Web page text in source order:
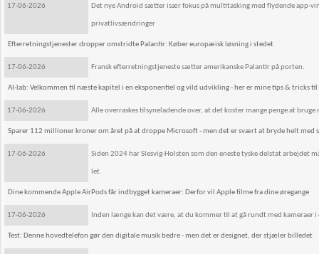
17-06-2026 Det nye Android sætter især fokus på multitasking med flydende app-
privatlivsændringer
Efterretningstjenester dropper omstridte Palantir: Køber europæisk løsning i stedet
17-06-2026 Fransk efterretningstjeneste sætter amerikanske Palantir på porten.
AI-lab: Velkommen til næste kapitel i en eksponentiel og vild udvikling - her er mine tips & tricks til
17-06-2026 Alle overraskes tilsyneladende over, at det koster mange penge at
Sparer 112 millioner kroner om året på at droppe Microsoft - men det er svært at bryde helt med
17-06-2026 Siden 2024 har Slesvig-Holsten som den eneste tyske delstat
let.
Dine kommende Apple AirPods får indbygget kameraer: Derfor vil Apple filme fra dine øregange
17-06-2026 Inden længe kan det være, at du kommer til at gå rundt med kameraer i
Test: Denne hovedtelefon gør den digitale musik bedre - men det er designet, der stjæler billedet